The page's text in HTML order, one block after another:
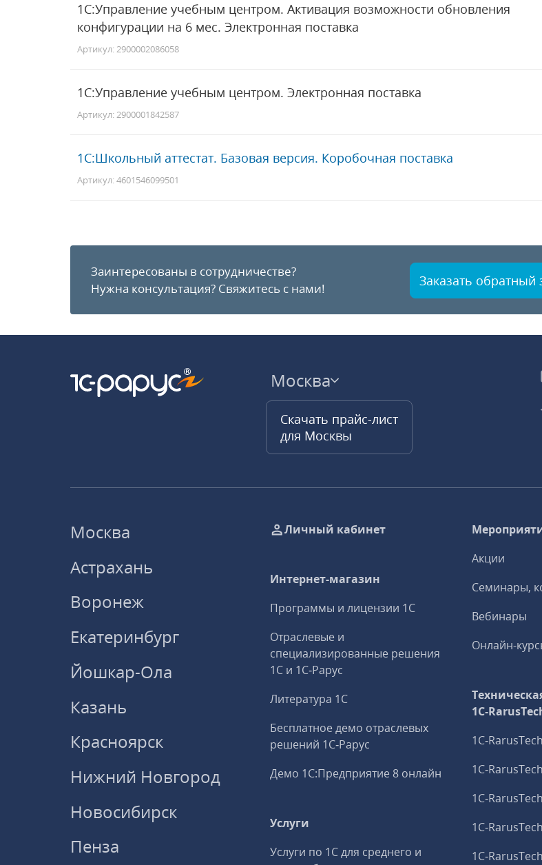
1С:Управление учебным центром. Активация возможности обновления
конфигурации на 6 мес. Электронная поставка
Артикул: 2900002086058
1С:Управление учебным центром. Электронная поставка
Артикул: 2900001842587
1С:Школьный аттестат. Базовая версия. Коробочная поставка
Артикул: 4601546099501
Заинтересованы в сотрудничестве?
Нужна консультация? Свяжитесь с нами! Заказать обратный
Москва
Скачать прайс-лист
для Москвы
Москва
Астрахань
Воронеж
Екатеринбург
Йошкар-Ола
Казань
Красноярск
Нижний Новгород
Новосибирск
Пенза
Личный кабинет
Интернет-магазин
Программы и лицензии 1С
Отраслевые и
специализированные решения
1С и 1С‑Рарус
Литература 1С
Бесплатное демо отраслевых
решений 1С‑Рарус
Демо 1С:Предприятие 8 онлайн
Услуги
Услуги по 1С для среднего и
Акции
Семинары,
Вебинары
Онлайн-